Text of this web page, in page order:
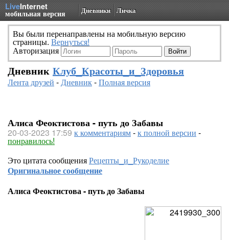
LiveInternet
мобильная версия Дневники Личка
Вы были перенаправлены на мобильную версию
страницы. Вернуться!
Авторизация
Дневник Клуб_Красоты_и_Здоровья
Лента друзей -Дневник-Полная версия
Алиса Феоктистова - путь до Забавы
20-03-2023 17:59 к комментариям-к полной версии -
понравилось!
Это цитата сообщенияРецепты_и_Рукоделие
Оригинальное сообщение
Алиса Феоктистова - путь до Забавы